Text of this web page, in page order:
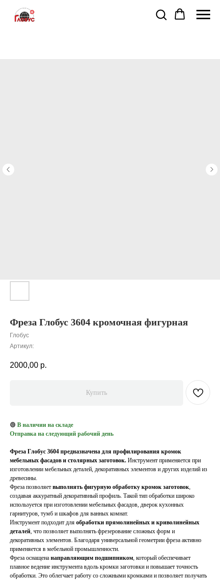
Фреза Глобус 3604 кромочная фигурная
Глобус
Артикул:
2000,00 р.
Купить
🟢 В наличии на складе
Отправка на следующий рабочий день
Фреза Глобус 3604 предназначена для профилирования кромок
мебельных фасадов и столярных заготовок. Инструмент применяется при
изготовлении мебельных деталей, декоративных элементов и других изделий из
древесины.
Фреза позволяет выполнять фигурную обработку кромок заготовок
создавая аккуратный декоративный профиль. Такой тип обработки широко
используется при изготовлении мебельных фасадов, дверок кухонных
гарнитуров, тумб и шкафов для ванных комнат.
Инструмент подходит для обработки прямолинейных и криволинейных
деталей , что позволяет выполнять фрезерование сложных форм и
декоративных элементов. Благодаря универсальной геометрии фреза активно
применяется в мебельной промышленности.
Фреза оснащена направляющим подшипником , который обеспечивает
плавное ведение инструмента вдоль кромки заготовки и повышает точность
обработки. Это облегчает работу со сложными кромками и позволяет получать